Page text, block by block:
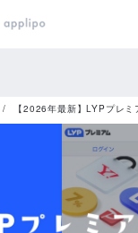
【2026年最新】LYPプレ